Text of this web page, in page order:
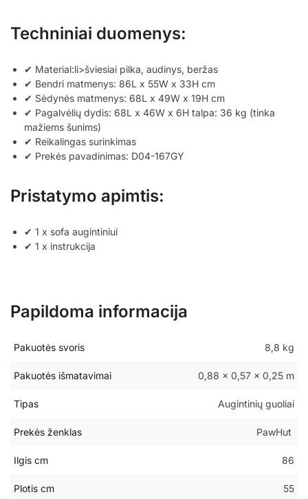
Techniniai duomenys:
✔ Material:li>šviesiai pilka, audinys, beržas
✔ Bendri matmenys: 86L x 55W x 33H cm
✔ Sėdynės matmenys: 68L x 49W x 19H cm
✔ Pagalvėlių dydis: 68L x 46W x 6H talpa: 36 kg (tinka
mažiems šunims)
✔ Reikalingas surinkimas
✔ Prekės pavadinimas: D04-167GY
Pristatymo apimtis:
✔ 1 x sofa augintiniui
✔ 1 x instrukcija
Papildoma informacija
Pakuotės svoris 8,8 kg
Pakuotės išmatavimai 0,88 × 0,57 × 0,25 m
Tipas Augintinių guoliai
Prekės ženklas PawHut
Ilgis cm 86
Plotis cm 55